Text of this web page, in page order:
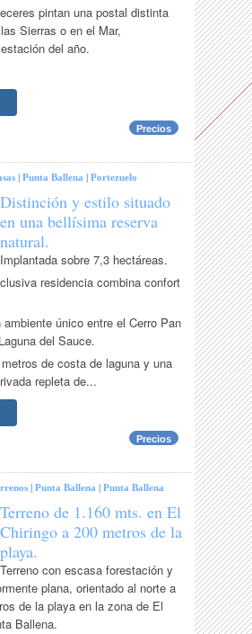
pintan una postal distinta
Sierras o en el Mar,
del año.
Precios
|Punta Ballena |Portezuelo
Distinción y estilo situado
en una bellísima reserva
natural.
Implantada sobre 7,3 hectáreas.
residencia combina confort
ambiente único entre el Cerro Pan
del Sauce.
de costa de laguna y una
repleta de...
Precios
|Punta Ballena |Punta Ballena
Terreno de 1.160 mts. en El
Chiringo a 200 metros de la
playa.
Terreno con escasa forestación y
plana, orientado al norte a
de la playa en la zona de El
Ballena.